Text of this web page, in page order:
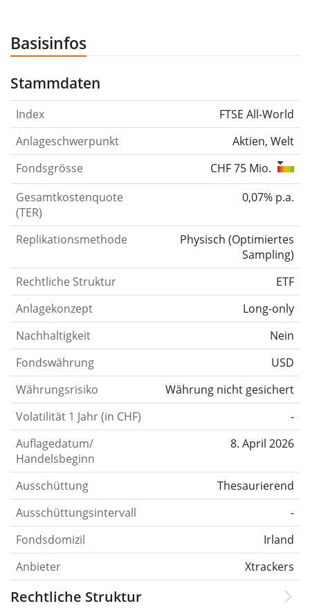
Basisinfos
Stammdaten
Index
FTSE All-World
Anlageschwerpunkt
Aktien, Welt
Fondsgrösse
CHF 75 Mio.
Gesamtkostenquote
(TER)
0,07% p.a.
Replikationsmethode Physisch (Optimiertes
Sampling)
Rechtliche Struktur
ETF
Anlagekonzept
Long-only
Nachhaltigkeit
Nein
Fondswährung
USD
Währungsrisiko
Währung nicht gesichert
Volatilität 1 Jahr (in CHF)
-
Auflagedatum/
Handelsbeginn
8. April 2026
Ausschüttung
Thesaurierend
Ausschüttungsintervall
-
Fondsdomizil
Irland
Anbieter
Xtrackers
Rechtliche Struktur